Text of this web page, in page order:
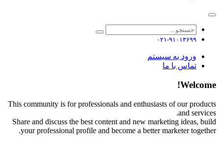
۰۲۱-۹۱۰۱۳۶۹۹
ورود به سیستم
تماس با ما
Welcome!
This community is for professionals and enthusiasts of our products
and services.
Share and discuss the best content and new marketing ideas, build
your professional profile and become a better marketer together.